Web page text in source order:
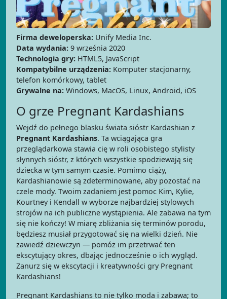
Firma deweloperska: Unify Media Inc.
Data wydania: 9 września 2020
Technologia gry: HTML5, JavaScript
Kompatybilne urządzenia: Komputer stacjonarny,
telefon komórkowy, tablet
Grywalne na: Windows, MacOS, Linux, Android, iOS
O grze Pregnant Kardashians
Wejdź do pełnego blasku świata sióstr Kardashian z
Pregnant Kardashians. Ta wciągająca gra
przeglądarkowa stawia cię w roli osobistego stylisty
słynnych sióstr, z których wszystkie spodziewają się
dziecka w tym samym czasie. Pomimo ciąży,
Kardashianowie są zdeterminowane, aby pozostać na
czele mody. Twoim zadaniem jest pomoc Kim, Kylie,
Kourtney i Kendall w wyborze najbardziej stylowych
strojów na ich publiczne wystąpienia. Ale zabawa na tym
się nie kończy! W miarę zbliżania się terminów porodu,
będziesz musiał przygotować się na wielki dzień. Nie
zawiedź dziewczyn — pomóż im przetrwać ten
ekscytujący okres, dbając jednocześnie o ich wygląd.
Zanurz się w ekscytacji i kreatywności gry Pregnant
Kardashians!
Pregnant Kardashians to nie tylko moda i zabawa; to